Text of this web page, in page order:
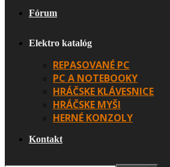
Fórum
Elektro katalóg
REPASOVANÉ PC
PC A NOTEBOOKY
HRÁČSKE KLÁVESNICE
HRÁČSKE MYŠI
HERNÉ KONZOLY
Kontakt